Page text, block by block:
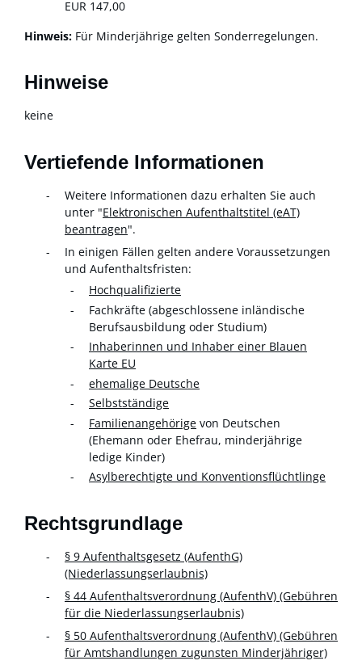
EUR 147,00
Hinweis: Für Minderjährige gelten Sonderregelungen.
Hinweise
keine
Vertiefende Informationen
Weitere Informationen dazu erhalten Sie auch
unter "Elektronischen Aufenthaltstitel (eAT)
beantragen".
In einigen Fällen gelten andere Voraussetzungen
und Aufenthaltsfristen:
Hochqualifizierte
Fachkräfte (abgeschlossene inländische
Berufsausbildung oder Studium)
Inhaberinnen und Inhaber einer Blauen
Karte EU
ehemalige Deutsche
Selbstständige
Familienangehörige von Deutschen
(Ehemann oder Ehefrau, minderjährige
ledige Kinder)
Asylberechtigte und Konventionsflüchtlinge
Rechtsgrundlage
§ 9 Aufenthaltsgesetz (AufenthG)
(Niederlassungserlaubnis)
§ 44 Aufenthaltsverordnung (AufenthV) (Gebühren
für die Niederlassungserlaubnis)
§ 50 Aufenthaltsverordnung (AufenthV) (Gebühren
für Amtshandlungen zugunsten Minderjähriger)